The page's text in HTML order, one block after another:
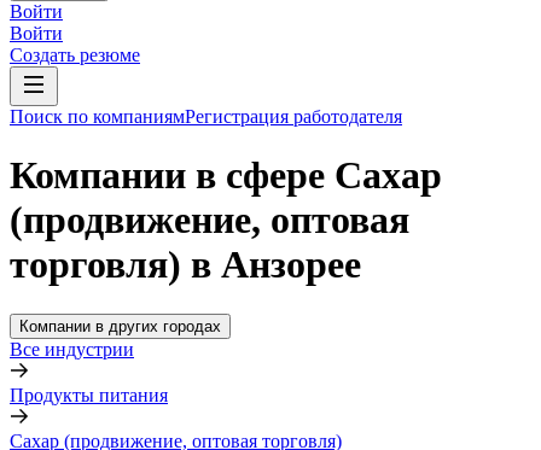
Войти
Войти
Создать резюме
Поиск по компаниямРегистрация работодателя
Компании в сфере Сахар
(продвижение, оптовая
торговля) в Анзорее
Компании в других городах
Все индустрии
Продукты питания
Сахар (продвижение, оптовая торговля)